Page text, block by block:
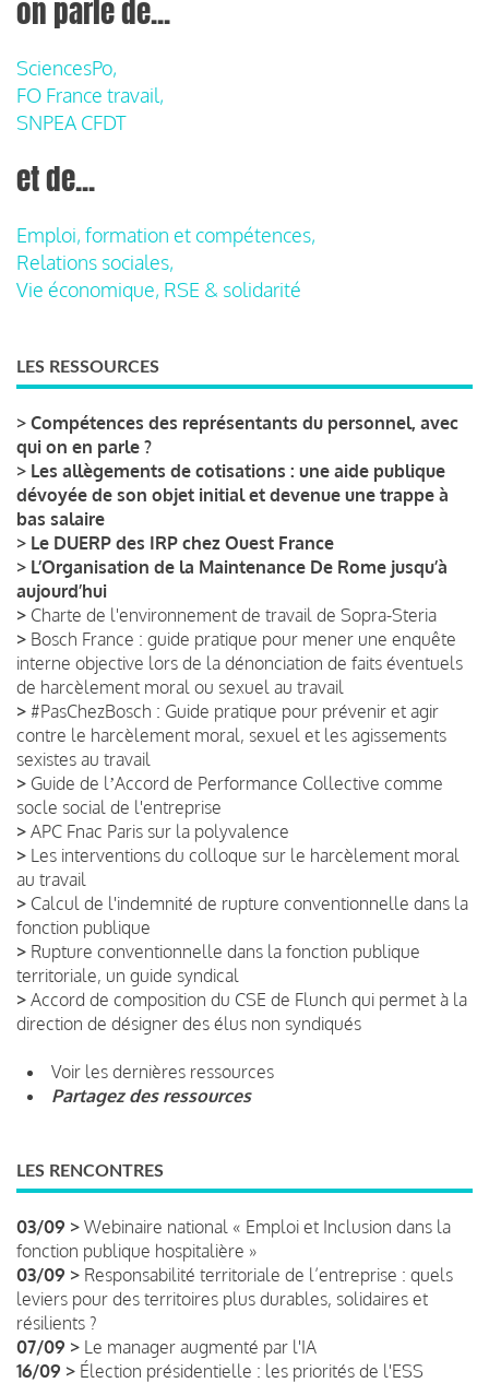
on parle de...
SciencesPo,
FO France travail,
SNPEA CFDT
et de...
Emploi, formation et compétences,
Relations sociales,
Vie économique, RSE & solidarité
LES RESSOURCES
> Compétences des représentants du personnel, avec
qui on en parle ?
> Les allègements de cotisations : une aide publique
dévoyée de son objet initial et devenue une trappe à
bas salaire
> Le DUERP des IRP chez Ouest France
> L’Organisation de la Maintenance De Rome jusqu’à
aujourd’hui
> Charte de l'environnement de travail de Sopra-Steria
> Bosch France : guide pratique pour mener une enquête
interne objective lors de la dénonciation de faits éventuels
de harcèlement moral ou sexuel au travail
> #PasChezBosch : Guide pratique pour prévenir et agir
contre le harcèlement moral, sexuel et les agissements
sexistes au travail
> Guide de lʼAccord de Performance Collective comme
socle social de l'entreprise
> APC Fnac Paris sur la polyvalence
> Les interventions du colloque sur le harcèlement moral
au travail
> Calcul de l'indemnité de rupture conventionnelle dans la
fonction publique
> Rupture conventionnelle dans la fonction publique
territoriale, un guide syndical
> Accord de composition du CSE de Flunch qui permet à la
direction de désigner des élus non syndiqués
Voir les dernières ressources
Partagez des ressources
LES RENCONTRES
03/09 > Webinaire national « Emploi et Inclusion dans la
fonction publique hospitalière »
03/09 > Responsabilité territoriale de l’entreprise : quels
leviers pour des territoires plus durables, solidaires et
résilients ?
07/09 > Le manager augmenté par l'IA
16/09 > Élection présidentielle : les priorités de l'ESS